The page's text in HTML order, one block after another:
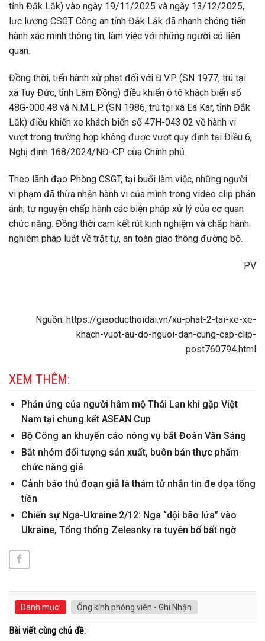
tỉnh Đắk Lắk) vào ngày 19/11/2025 và ngày 13/12/2025,
lực lượng CSGT Công an tỉnh Đắk Lắk đã nhanh chóng tiến
hành xác minh thông tin, làm việc với những người có liên
quan.
Đồng thời, tiến hành xử phạt đối với Đ.V.P. (SN 1977, trú tại
xã Tuy Đức, tỉnh Lâm Đồng) điều khiển ô tô khách biển số
48G-000.48 và N.M.L.P. (SN 1986, trú tại xã Ea Kar, tỉnh Đắk
Lắk) điều khiển xe khách biển số 47H-043.02 về hành vi
vượt trong trường hợp không được vượt quy định tại Điều 6,
Nghị định 168/2024/NĐ-CP của Chính phủ.
Theo lãnh đạo Phòng CSGT, tại buổi làm việc, những người
vi phạm đã thừa nhận hành vi của mình trong video clip phản
ánh; tự nguyện chấp hành các biện pháp xử lý của cơ quan
chức năng. Đồng thời cam kết rút kinh nghiệm và chấp hành
nghiêm pháp luật về trật tự, an toàn giao thông đường bộ.
PV
Nguồn: https://giaoducthoidai.vn/xu-phat-2-tai-xe-xe-
khach-vuot-au-do-nguoi-dan-cung-cap-clip-
post760794.html
XEM THÊM:
Phản ứng của người hâm mộ Thái Lan khi gặp Việt
Nam tại chung kết ASEAN Cup
Bộ Công an khuyến cáo nóng vụ bắt Đoàn Văn Sáng
Bắt nhóm đối tượng sản xuất, buôn bán thực phẩm
chức năng giả
Cảnh báo thủ đoạn giả là thám tử nhắn tin đe dọa tống
tiền
Chiến sự Nga-Ukraine 2/12: Nga “dội bão lửa” vào
Ukraine, Tổng thống Zelesnky ra tuyên bố bất ngờ
Danh mục: Ống kính phóng viên - Ghi Nhận
Bài viết cùng chủ đề: